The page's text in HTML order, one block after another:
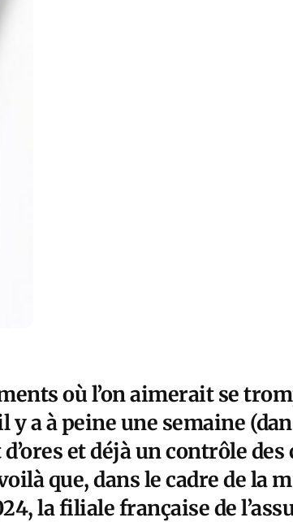
où l’on aimerait se
y a à peine une semaine (
et déjà un contrôle
que, dans le cadre de la
la filiale française de